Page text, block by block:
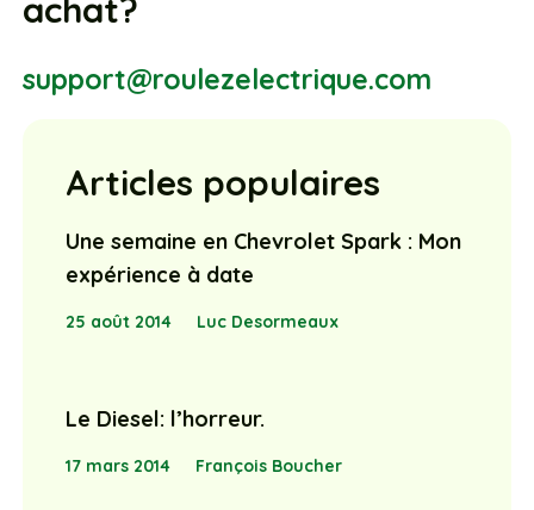
achat?
support@roulezelectrique.com
Articles populaires
Une semaine en Chevrolet Spark : Mon
expérience à date
25 août 2014 Luc Desormeaux
Le Diesel: l’horreur.
17 mars 2014 François Boucher